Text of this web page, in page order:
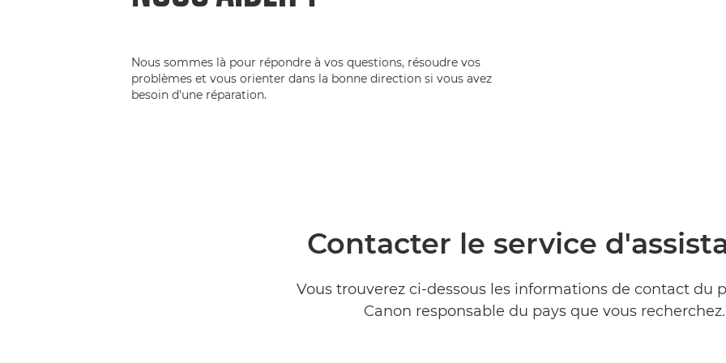
Nous sommes là pour répondre à vos questions, résoudre vos
problèmes et vous orienter dans la bonne direction si vous avez
besoin d'une réparation.
Contacter le service
Vous trouverez ci-dessous les informations de contact du
Canon responsable du pays que vous recherchez.